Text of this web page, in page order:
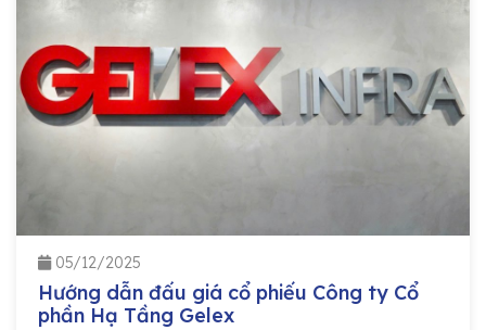
05/12/2025
Hướng dẫn đấu giá cổ phiếu Công ty Cổ
phần Hạ Tầng Gelex